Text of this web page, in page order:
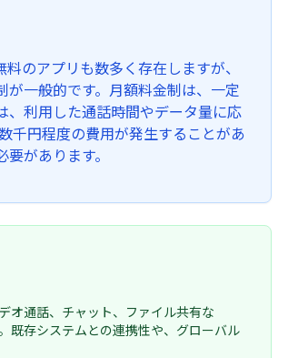
のアプリも数多く存在しますが、
一般的です。月額料金制は、一定
、利用した通話時間やデータ量に応
千円程度の費用が発生することがあ
があります。
オ通話、チャット、ファイル共有な
既存システムとの連携性や、グローバル